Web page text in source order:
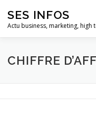
contenu
SES INFOS
Actu business, marketing, high
BUSINESS
CHIFFRE